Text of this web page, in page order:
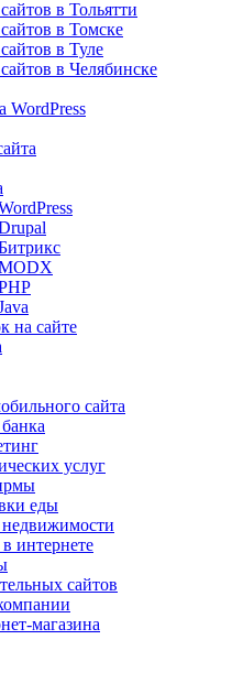
в Тольятти
в Томске
в Туле
в Челябинске
WordPress
на сайте
сайта
услуг
еды
интернете
сайтов
магазина